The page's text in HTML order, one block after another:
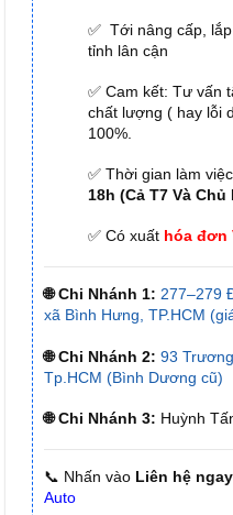
✅ Tới nâng cấp,
tỉnh lân cận
✅ Cam kết: Tư vấn
chất lượng ( hay lỗi
100%.
✅ Thời gian làm
18h (Cả T7 Và Chủ
✅ Có xuất hóa đơn
🌐 Chi Nhánh 1: 277–279
xã Bình Hưng, TP.HCM
🌐 Chi Nhánh 2: 93
Tp.HCM (Bình Dương cũ)
🌐 Chi Nhánh 3: Huỳnh
📞 Nhấn vào Liên hệ
Auto